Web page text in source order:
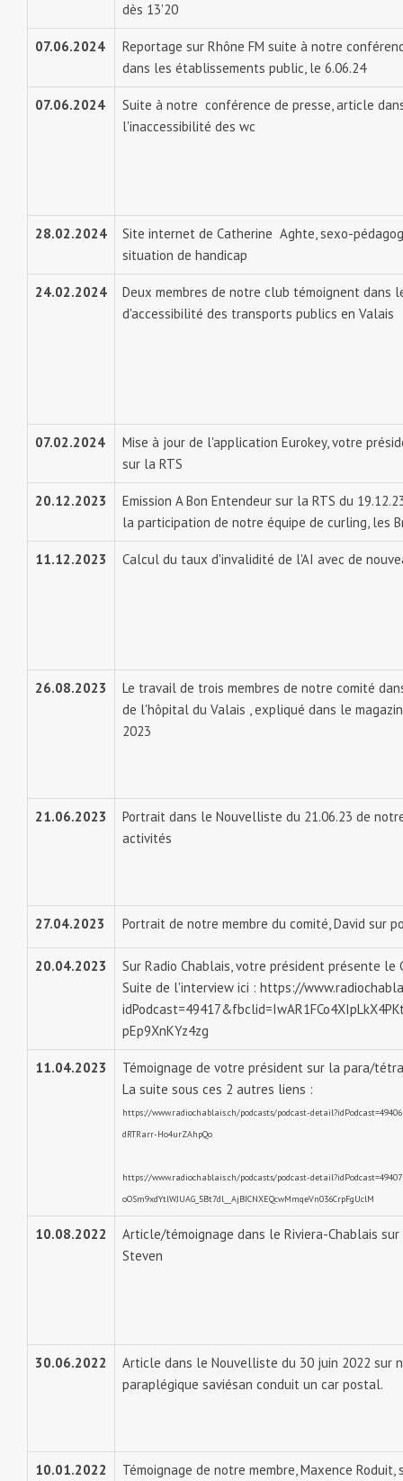
dès 13'20
07.06.2024
Reportage sur Rhône FM suite à notre
dans les établissements public, le 6.06.24
07.06.2024
Suite à notre conférence de presse, article
l'inaccessibilité des wc
28.02.2024
Site internet de Catherine Aghte, sexo-
situation de handicap
24.02.2024
Deux membres de notre club témoignent dans
d'accessibilité des transports publics en Valais
07.02.2024
Mise à jour de l'application Eurokey, votre
sur la RTS
20.12.2023
Emission A Bon Entendeur sur la RTS du
la participation de notre équipe de curling, les
11.12.2023 Calcul du taux d'invalidité de l'AI avec de
26.08.2023
Le travail de trois membres de notre comité
de l'hôpital du Valais , expliqué dans le
2023
21.06.2023
Portrait dans le Nouvelliste du 21.06.23 de
activités
27.04.2023 Portrait de notre membre du comité, David sur
20.04.2023
Sur Radio Chablais, votre président présente le
Suite de l'interview ici : https://
pEp9XnKYz4zg
11.04.2023
Témoignage de votre président sur la para/
La suite sous ces 2 autres liens :
https://www.radiochablais.ch/podcasts/podcast-
dRTRarr-Ho4urZAhpQo
https://www.radiochablais.ch/podcasts/podcast-
oOSm9xdYtlWJUAG_5Bt7dl__AjBICNXEQcwMmqeVn036CrpFgUclM
10.08.2022
Article/témoignage dans le Riviera-Chablais
Steven
30.06.2022
Article dans le Nouvelliste du 30 juin 2022 sur
paraplégique saviésan conduit un car postal.
10.01.2022 Témoignage de notre membre, Maxence Roduit,